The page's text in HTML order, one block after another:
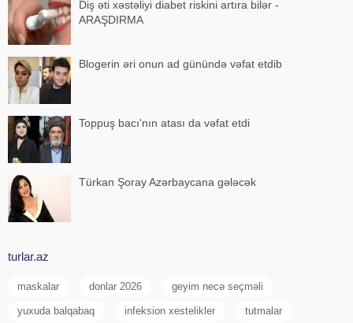
Diş əti xəstəliyi diabet riskini artıra bilər -
ARAŞDIRMA
Blogerin əri onun ad günündə vəfat etdib
Toppuş bacı'nın atası da vəfat etdi
Türkan Şoray Azərbaycana gələcək
turlar.az
maskalar donlar 2026 geyim necə seçməli
yuxuda balqabaq infeksion xestelikler tutmalar